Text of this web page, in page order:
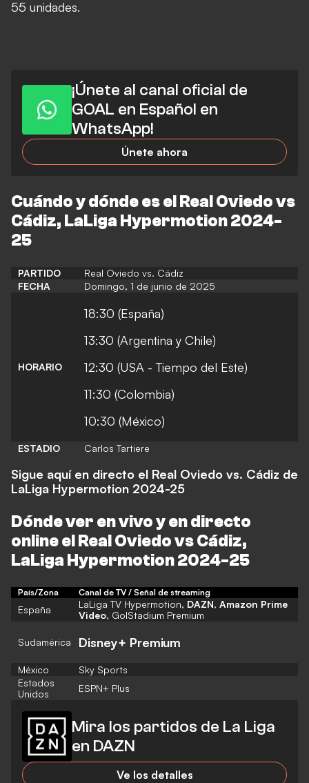
55 unidades.
¡Únete al canal oficial de
GOAL en Español en
WhatsApp!
Únete ahora
Cuándo y dónde es el Real Oviedo vs
Cádiz, LaLiga Hypermotion 2024-
25
PARTIDO
Real Oviedo vs. Cádiz
FECHA
Domingo, 1 de junio de 2025
HORARIO
18:30 (España)
13:30 (Argentina y Chile)
12:30 (USA - Tiempo del Este)
11:30 (Colombia)
10:30 (México)
ESTADIO Carlos Tartiere
Sigue aquí en directo el Real Oviedo vs. Cádiz de
LaLiga Hypermotion 2024-25
Dónde ver en vivo y en directo
online el Real Oviedovs Cádiz,
LaLiga Hypermotion 2024-25
País/Zona Canal de TV / Señal de streaming
España LaLiga TV Hypermotion, DAZN, Amazon Prime
Video, GolStadium Premium
Sudamérica Disney+ Premium
México
Sky Sports
Estados
Unidos
ESPN+ Plus
Mira los partidos de La Liga
en DAZN
Ve los detalles